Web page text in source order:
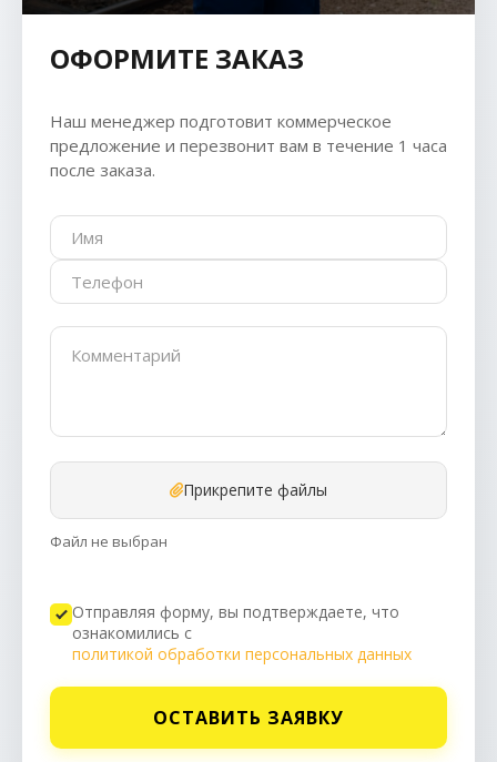
ОФОРМИТЕ ЗАКАЗ
Наш менеджер подготовит коммерческое
предложение и перезвонит вам в течение 1 часа
после заказа.
Прикрепите файлы
Файл не выбран
Отправляя форму, вы подтверждаете, что
ознакомились с
политикой обработки персональных данных
ОСТАВИТЬ ЗАЯВКУ